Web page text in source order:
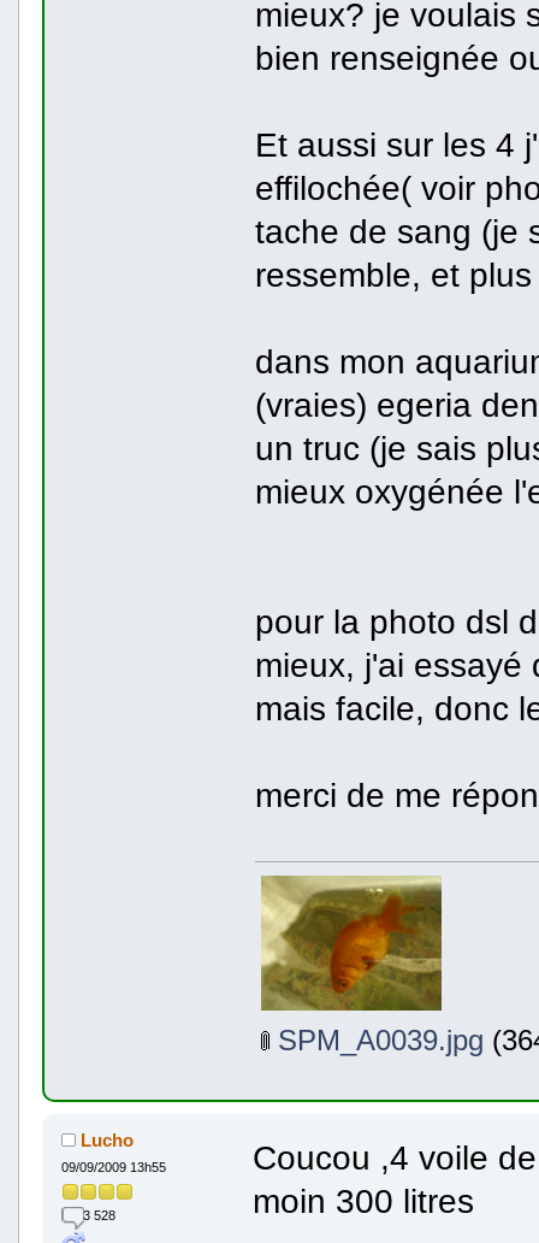
mieux? je voulais
bien renseignée
Et aussi sur les 4
effilochée( voir
tache de sang (je
ressemble, et
dans mon
(vraies) egeria
un truc (je sais
mieux oxygénée
pour la photo dsl
mieux, j'ai essayé
mais facile, donc
merci de me
SPM_A0039.jpg
Lucho
09/09/2009 13h55
3 528
Coucou ,4 voile
moin 300 litres